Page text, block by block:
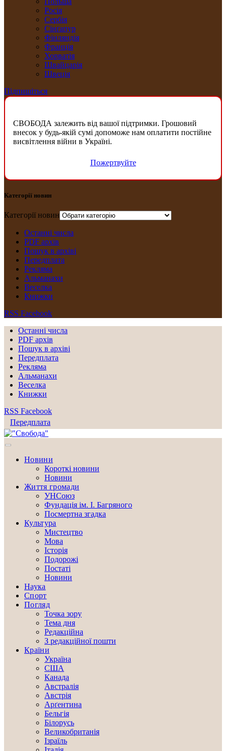
Росія
Сербія
Сінґапур
Фінляндія
Франція
Хорватія
Швайцарія
Швеція
Підпишіться
СВОБОДА залежить від вашої підтримки. Грошовий
внесок у будь-якій сумі допоможе нам оплатити постійне
висвітлення війни в Україні.
Пожертвуйте
Категорії новин
Категорії новин
Останні числа
PDF архів
Пошук в архіві
Передплата
Рекляма
Альманахи
Веселка
Книжки
RSS Facebook
Останні числа
PDF архів
Пошук в архіві
Передплата
Рекляма
Альманахи
Веселка
Книжки
RSS Facebook
Передплата
Новини
Короткі новини
Новини
Життя громади
УНСоюз
Фундація ім. І. Багряного
Посмертна згадка
Культура
Мистецтво
Мова
Історія
Подорожі
Постаті
Новини
Наука
Спорт
Погляд
Точка зору
Тема дня
Редакційна
З редакційної пошти
Країни
Україна
США
Канада
Австралія
Австрія
Арґентина
Бельгія
Білорусь
Великобританія
Ізраїль